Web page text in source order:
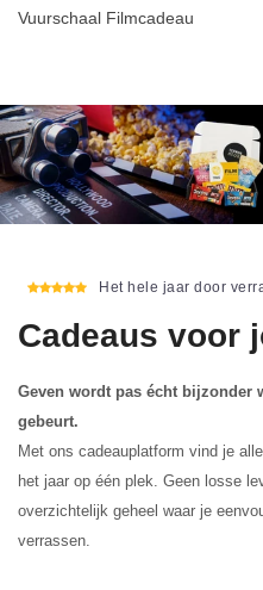
Vuurschaal Filmcadeau
Het hele jaar door
Cadeaus voor
Geven wordt pas écht bijzonder
gebeurt.
Met ons cadeauplatform vind je
het jaar op één plek. Geen losse
overzichtelijk geheel waar je
verrassen.